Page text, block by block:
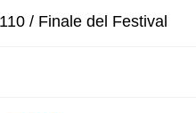
/ Finale del Festival